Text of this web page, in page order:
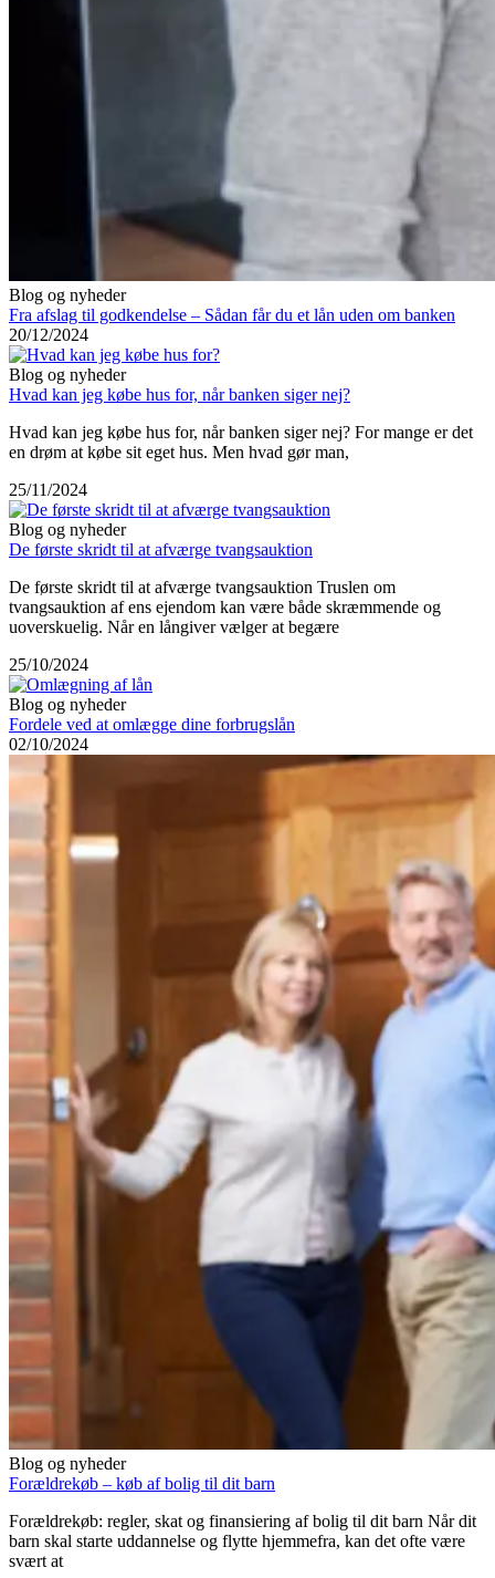
Blog og nyheder
Fra afslag til godkendelse – Sådan får du et lån uden om banken
20/12/2024
Blog og nyheder
Hvad kan jeg købe hus for, når banken siger nej?
Hvad kan jeg købe hus for, når banken siger nej? For mange er det
en drøm at købe sit eget hus. Men hvad gør man,
25/11/2024
Blog og nyheder
De første skridt til at afværge tvangsauktion
De første skridt til at afværge tvangsauktion Truslen om
tvangsauktion af ens ejendom kan være både skræmmende og
uoverskuelig. Når en långiver vælger at begære
25/10/2024
Blog og nyheder
Fordele ved at omlægge dine forbrugslån
02/10/2024
Blog og nyheder
Forældrekøb – køb af bolig til dit barn
Forældrekøb: regler, skat og finansiering af bolig til dit barn Når dit
barn skal starte uddannelse og flytte hjemmefra, kan det ofte være
svært at